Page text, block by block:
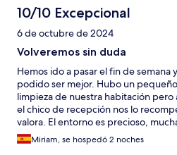
10/10 Excepcional
6 de octubre de 2024
Volveremos sin duda
Hemos ido a pasar el fin de semana
podido ser mejor. Hubo un
limpieza de nuestra habitación pero
el chico de recepción nos lo
valora. El entorno es precioso,
una monada y el servicio perfecto.
con nuestro perro ya que admiten
Miriam, se hospedó 2 noches